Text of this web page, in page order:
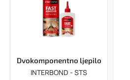
Dvokomponentno ljepilo
INTERBOND - STS